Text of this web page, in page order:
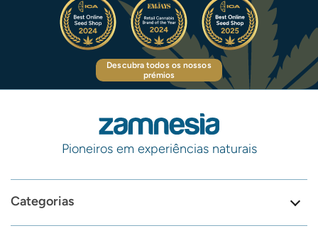
Descubra todos os nossos
prémios
Pioneiros em experiências naturais
Categorias